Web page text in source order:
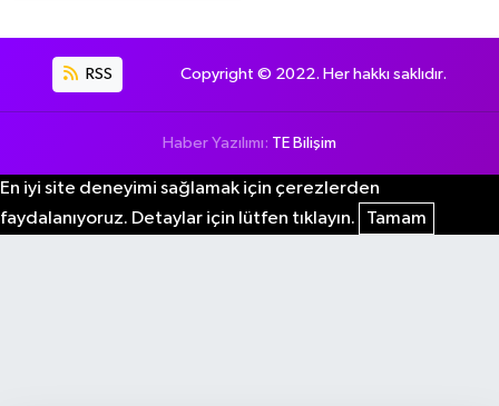
RSS Copyright © 2022. Her hakkı saklıdır.
Haber Yazılımı: TE Bilişim
En iyi site deneyimi sağlamak için çerezlerden
faydalanıyoruz. Detaylar için lütfen tıklayın.
Tamam